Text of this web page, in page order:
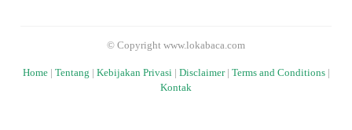
© Copyright www.lokabaca.com
Home| Tentang Kebijakan Privasi| Disclaimer| Terms and Conditions|
Kontak